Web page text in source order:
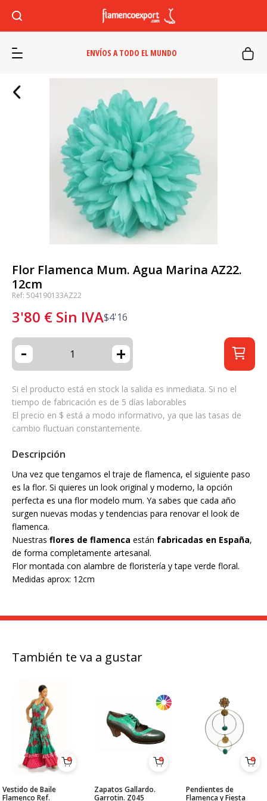
ENVÍOS A TODO EL MUNDO
Flor Flamenca Mum. Agua Marina AZ22.
12cm
Ref: 504190133AZ22
3'80 € Sin IVA$4'16
- +
Si el producto está en stock la salida es inmediata. Si no el
tiempo de fabricación es de 5 días laborables
El precio en $ está a modo informativo, ya que las tasas de
cambio fluctuan constantemente.
Descripción
Una vez que tengamos el traje de flamenca, el siguiente paso
es la flor. Si quieres un look original y moderno, la opción
perfecta es una flor modelo mum. Ya sabes que cada año
surgen nuevas modas y tendencias para renovar el look de
flamenca.
Nuestras flores de flamenca están fabricadas en España,
de forma completamente artesanal.
Flor montada con alambre de floristería y tape verde floral.
Medidas aprox: 12cm
También te va a gustar
Vestido de Baile
Flamenco Ref.
Zapatos Gallardo.
Garrotin. Z045
Pendientes de
Flamenca y Fiesta